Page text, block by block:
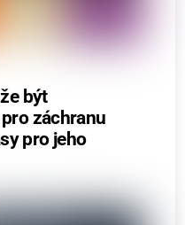
být
záchranu
pro jeho